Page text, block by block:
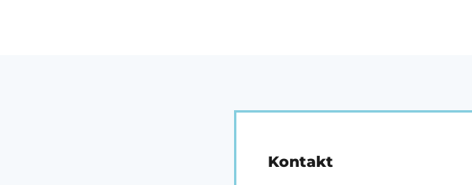
Kontakt